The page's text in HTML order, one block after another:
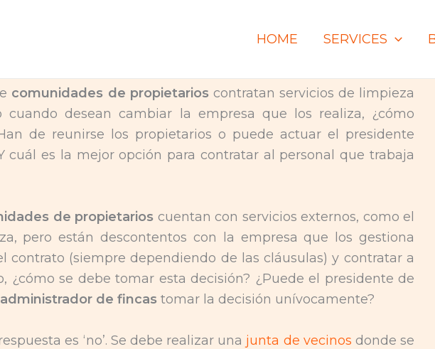
HOME SERVICES
comunidades de propietarios contratan servicios de limpieza
cuando desean cambiar la empresa que los realiza, ¿cómo
de reunirse los propietarios o puede actuar el presidente
cuál es la mejor opción para contratar al personal que trabaja
de propietarios cuentan con servicios externos, como el
pero están descontentos con la empresa que los gestiona
contrato (siempre dependiendo de las cláusulas) y contratar a
¿cómo se debe tomar esta decisión? ¿Puede el presidente de
administrador de fincas tomar la decisión unívocamente?
es ‘no’. Se debe realizar una junta de vecinos donde se